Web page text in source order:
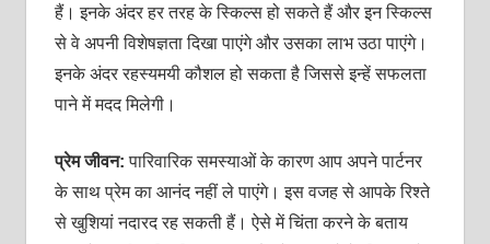
हैं। इनके अंदर हर तरह के स्किल्‍स हो सकते हैं और इन स्किल्‍स
से वे अपनी विशेषज्ञता दिखा पाएंगे और उसका लाभ उठा पाएंगे।
इनके अंदर रहस्‍यमयी कौशल हो सकता है जिससे इन्‍हें सफलता
पाने में मदद मिलेगी।
प्रेम जीवन: पारिवारिक समस्‍याओं के कारण आप अपने पार्टनर
के साथ प्रेम का आनंद नहीं ले पाएंगे। इस वजह से आपके रिश्‍ते
से खुशियां नदारद रह सकती हैं। ऐसे में चिंता करने के बताय